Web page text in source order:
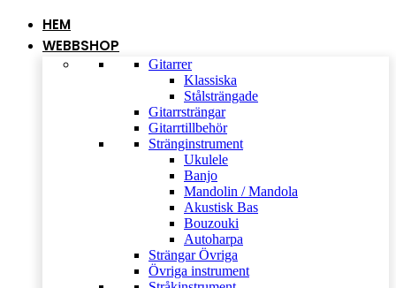
HEM
WEBBSHOP
Gitarrer
Klassiska
Stålsträngade
Gitarrsträngar
Gitarrtillbehör
Stränginstrument
Ukulele
Banjo
Mandolin / Mandola
Akustisk Bas
Bouzouki
Autoharpa
Strängar Övriga
Övriga instrument